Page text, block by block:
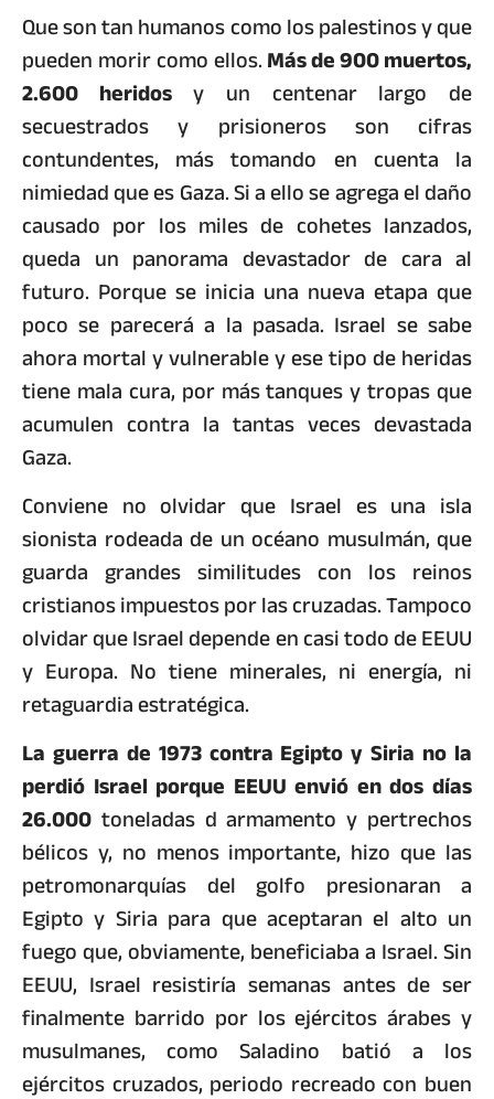
Que son tan humanos como los palestinos y que
pueden morir como ellos.Más de 900 muertos,
2.600 heridosy un centenar largo de
secuestrados y prisioneros son cifras
contundentes, más tomando en cuenta la
nimiedad que es Gaza. Si a ello se agrega el daño
causado por los miles de cohetes lanzados,
queda un panorama devastador de cara al
futuro. Porque se inicia una nueva etapa que
poco se parecerá a la pasada. Israel se sabe
ahora mortal y vulnerable y ese tipo de heridas
tiene mala cura, por más tanques y tropas que
acumulen contra la tantas veces devastada
Gaza.
Conviene no olvidar que Israel es una isla
sionista rodeada de un océano musulmán, que
guarda grandes similitudes con los reinos
cristianos impuestos por las cruzadas. Tampoco
olvidar que Israel depende en casi todo de EEUU
y Europa. No tiene minerales, ni energía, ni
retaguardia estratégica.
La guerra de 1973 contra Egipto y Siria no la
perdió Israel porque EEUU envió en dos días
26.000 toneladas d armamento y pertrechos
bélicos y, no menos importante, hizo que las
petromonarquías del golfo presionaran a
Egipto y Siria para que aceptaran el alto un
fuego que, obviamente, beneficiaba a Israel. Sin
EEUU, Israel resistiría semanas antes de ser
finalmente barrido por los ejércitos árabes y
musulmanes, como Saladino batió a los
ejércitos cruzados, periodo recreado con buen